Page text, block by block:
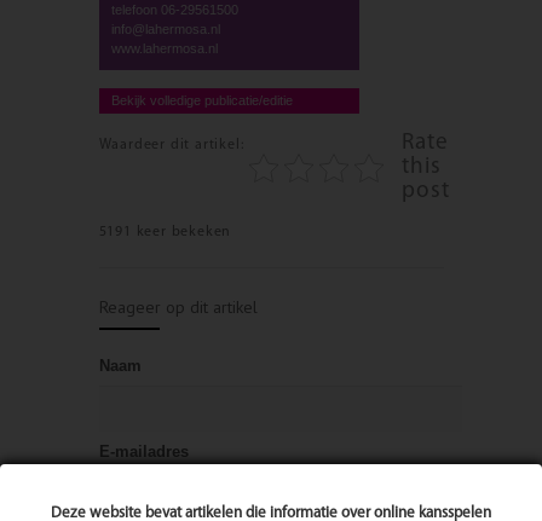
Deze website bevat artikelen die informatie over online kansspelen
telefoon 06-29561500
info@lahermosa.nl
www.lahermosa.nl
Bekijk volledige publicatie/editie
Waardeer dit artikel:
Rate
this
post
5191 keer bekeken
Reageer op dit artikel
Naam
E-mailadres